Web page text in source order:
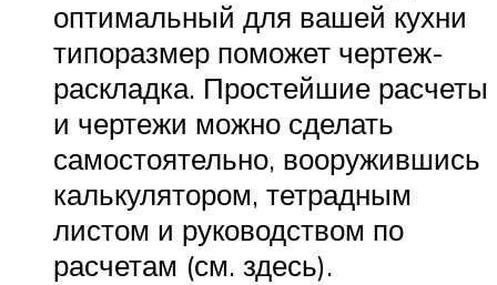
оптимальный для вашей кухни
типоразмер поможет чертеж-
раскладка. Простейшие расчеты
и чертежи можно сделать
самостоятельно, вооружившись
калькулятором, тетрадным
листом и руководством по
расчетам (см. здесь).